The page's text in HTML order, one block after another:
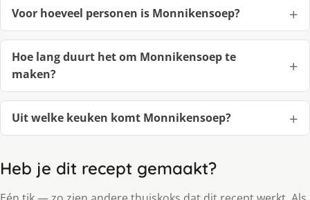
Voor hoeveel personen is Monnikensoep?
Hoe lang duurt het om Monnikensoep te
maken?
Uit welke keuken komt Monnikensoep?
Heb je dit recept gemaakt?